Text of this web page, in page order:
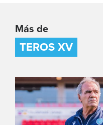
Más de
TEROS XV